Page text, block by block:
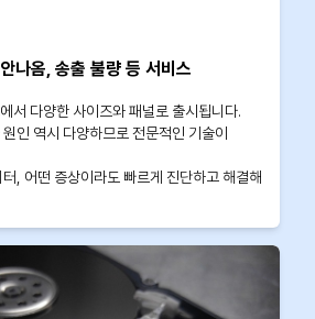
나옴, 송출 불량 등 서비스
서 다양한 사이즈와 패널로 출시됩니다.
인 역시 다양하므로 전문적인 기술이
, 어떤 증상이라도 빠르게 진단하고 해결해